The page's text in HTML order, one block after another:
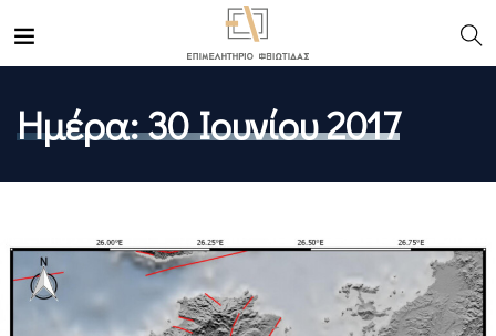
Ημέρα:30 Ιουνίου 2017